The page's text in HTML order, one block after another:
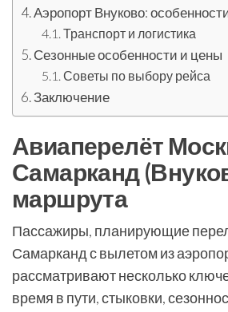
Аэропорт Внуково:
Транспорт и логистика
Сезонные особенности и цены
Советы по выбору рейса
Заключение
Авиаперелёт
Самарканд
маршрута
Пассажиры, планирующие
Самарканд с вылетом из
рассматривают несколько
время в пути, стыковки,